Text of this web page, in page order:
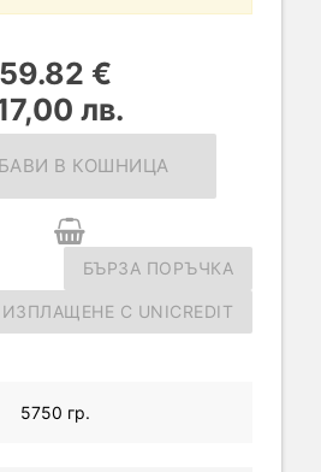
59.82 €
лв.
В КОШНИЦА
БЪРЗА ПОРЪЧКА
С UNICREDIT
5750 гр.